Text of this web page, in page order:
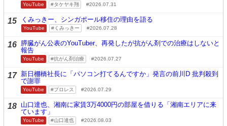
YouTube タケヤキ翔 2026.07.31
15 くみっきー、シンガポール移住の理由を語る
YouTube くみっきー 2026.07.28
16 膵臓がん公表のYouTuber、再発したが抗がん剤での治療はしないと
報告
YouTube 抗がん剤治療 2026.07.27
17 新日棚橋社長に「パソコン打てるんですか」発言の前川D 批判殺到
で謝罪
YouTube プロレス 2026.07.29
18 山口達也、湘南に家賃3万4000円の部屋を借りる「湘南エリアに来
ています」
YouTube 山口達也 2026.08.03